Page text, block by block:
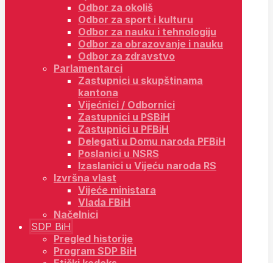
Odbor za okoliš
Odbor za sport i kulturu
Odbor za nauku i tehnologiju
Odbor za obrazovanje i nauku
Odbor za zdravstvo
Parlamentarci
Zastupnici u skupštinama
kantona
Vijećnici / Odbornici
Zastupnici u PSBiH
Zastupnici u PFBiH
Delegati u Domu naroda PFBiH
Poslanici u NSRS
Izaslanici u Vijeću naroda RS
Izvršna vlast
Vijeće ministara
Vlada FBiH
Načelnici
SDP BiH
Pregled historije
Program SDP BiH